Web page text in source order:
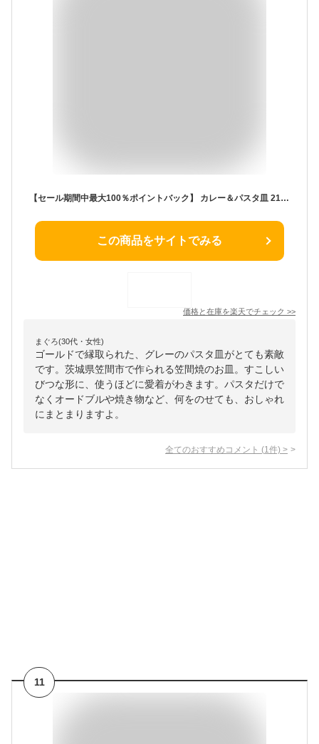
【セール期間中最大100％ポイントバック】 カレー＆パスタ皿 21cm スリール Sourire 笠間焼 皿 食器 洋食器 陶器 日本製 （ 中皿 パスタ皿 ボウル カレー皿 深皿 カレー パスタ メイン皿 丸 グレー おしゃれ ） 【3980円以上送料無料】
この商品をサイトでみる
価格と在庫を楽天でチェック >>
まぐろ(30代・女性)
ゴールドで縁取られた、グレーのパスタ皿がとても素敵
です。茨城県笠間市で作られる笠間焼のお皿。すこしい
びつな形に、使うほどに愛着がわきます。パスタだけで
なくオードブルや焼き物など、何をのせても、おしゃれ
にまとまりますよ。
全てのおすすめコメント (1 件) >
11